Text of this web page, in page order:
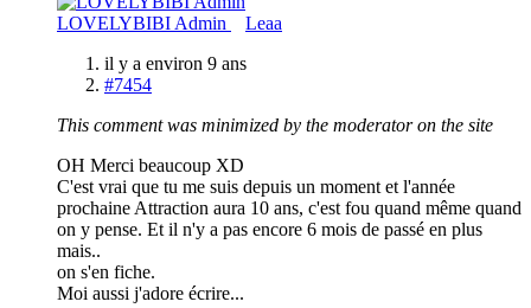
LOVELYBIBI Admin
Leaa
il y a environ 9 ans
#7454
This comment was minimized by the moderator on the site
OH Merci beaucoup XD
C'est vrai que tu me suis depuis un moment et l'année
prochaine Attraction aura 10 ans, c'est fou quand même quand
on y pense. Et il n'y a pas encore 6 mois de passé en plus
mais..
on s'en fiche.
Moi aussi j'adore écrire...